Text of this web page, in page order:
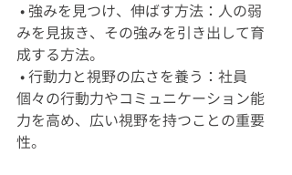
みを見抜き、その強みを引き出して育
成する方法。
個々の行動力やコミュニケーション能
力を高め、広い視野を持つことの重要
性。